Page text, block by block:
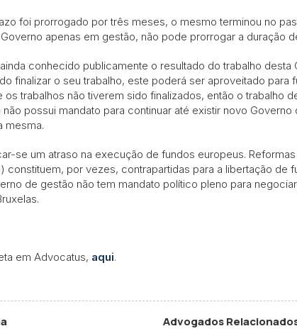
foi prorrogado por três meses, o mesmo terminou no
apenas em gestão, não pode prorrogar a duração
conhecido publicamente o resultado do trabalho desta
finalizar o seu trabalho, este poderá ser aproveitado para
os trabalhos não tiverem sido finalizados, então o trabalho
possui mandato para continuar até existir novo
mesma.
se um atraso na execução de fundos europeus.
constituem, por vezes, contrapartidas para a libertação de
de gestão não tem mandato político pleno para
em Advocatus, aqui.
Advogados